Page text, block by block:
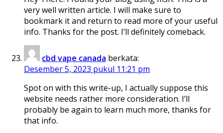
very well written article. I will make sure to
bookmark it and return to read more of your useful
info. Thanks for the post. I’ll definitely comeback.
cbd vape canada berkata:
Desember 5, 2023 pukul 11:21 pm
Spot on with this write-up, I actually suppose this
website needs rather more consideration. I’ll
probably be again to learn much more, thanks for
that info.